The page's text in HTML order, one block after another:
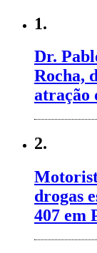
1.
Dr.
Rocha,
atração
2.
drogas
407 em